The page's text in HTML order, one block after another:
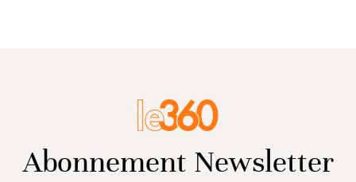
Abonnement Newsletter